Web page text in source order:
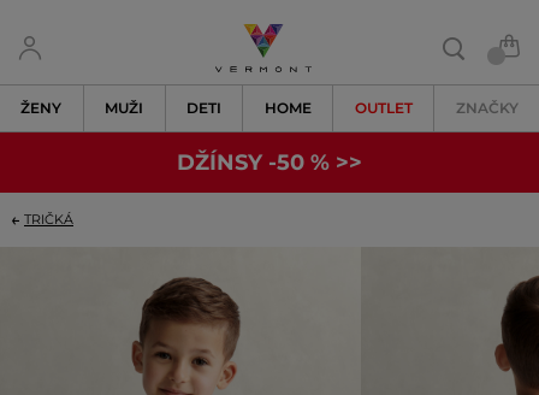
ŽENY MUŽI DETI HOME OUTLET ZNAČKY
DŽÍNSY -50 % >>
TRIČKÁ